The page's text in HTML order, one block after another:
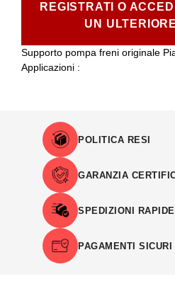
REGISTRATI O
UN
Supporto pompa freni originale
Applicazioni :
POLITICA RESI
GARANZIA
SPEDIZIONI RAPIDE
PAGAMENTI SICURI